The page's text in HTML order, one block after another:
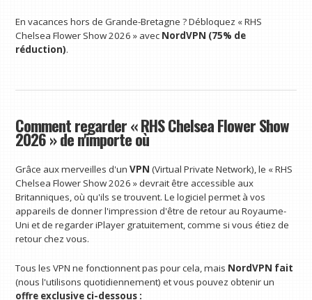
En vacances hors de Grande-Bretagne ? Débloquez « RHS
Chelsea Flower Show 2026 » avec NordVPN (75% de
réduction).
Comment regarder « RHS Chelsea Flower Show
2026 » de n'importe où
Grâce aux merveilles d'un VPN (Virtual Private Network), le « RHS
Chelsea Flower Show 2026 » devrait être accessible aux
Britanniques, où qu'ils se trouvent. Le logiciel permet à vos
appareils de donner l'impression d'être de retour au Royaume-
Uni et de regarder iPlayer gratuitement, comme si vous étiez de
retour chez vous.
Tous les VPN ne fonctionnent pas pour cela, mais NordVPN fait
(nous l'utilisons quotidiennement) et vous pouvez obtenir un
offre exclusive ci-dessous :